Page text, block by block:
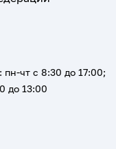
чт с 8:30 до 17:00;
до 13:00